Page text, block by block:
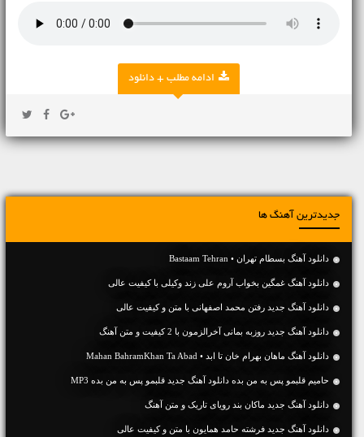
ادامه مطلب + دانلود
جدیدترین آهنگ ها
دانلود آهنگ بسطام تهران • Bastaam Tehran
دانلود آهنگ غمگین بخواب آروم علی زند وکیلی با کیفیت عالی
دانلود آهنگ جديد رفتن محمد اصفهانی با متن و کیفیت عالی
دانلود آهنگ جديد روزبه بمانی آخرالزمون با 2 کیفیت و متن آهنگ
دانلود آهنگ ماهان بهرام خان تا ابد • Mahan BahramKhan Ta Abad
حامیم قلبمو پس به من بده دانلود آهنگ جدید قلبمو پس به من بده MP3
دانلود آهنگ جديد ماکان بند رویای تاریک و متن آهنگ
دانلود آهنگ جديد فرشته حامد همایون با متن و کیفیت عالی